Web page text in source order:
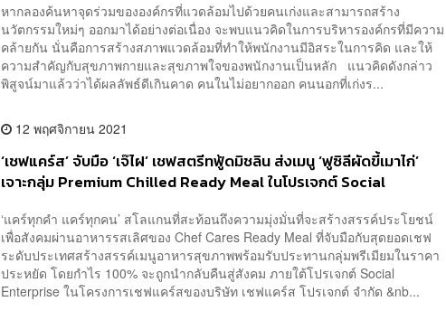
หากลองค้นหาจุดร่วมขององค์กรที่แวดล้อมไปด้วยคนเก่งและสามารถสร้าง
นวัตกรรมใหม่ๆ ออกมาได้อย่างต่อเนื่อง จะพบแนวคิดในการบริหารองค์กรที่มีความ
คล้ายกัน นั่นคือการสร้างสภาพแวดล้อมที่ทำให้พนักงานมีอิสระในการคิด และให้
ความสำคัญกับสุขภาพกายและสุขภาพใจของพนักงานเป็นหลัก แนวคิดดังกล่าว
พิสูจน์มาแล้วว่าได้ผลลัพธ์ดีเกินคาด คนในไม่อยากออก คนนอกที่เก่งร...
12 พฤศจิกายน 2021
‘เชฟแคร์ส’ จับมือ ‘เจ๊ไฝ’ เชฟสตรีทฟู้ดมิชลิน ส่งเมนู ‘ฟูซิลีผัดขี้เมาไก่’
เจาะกลุ่ม Premium Chilled Ready Meal ในโปรเจกต์ Social
‘แคร์ทุกคำ แคร์ทุกคน’ สโลแกนที่สะท้อนถึงความมุ่งมั่นที่จะสร้างสรรค์ประโยชน์
เพื่อสังคมผ่านอาหารรสเลิศของ Chef Cares Ready Meal ที่จับมือกับสุดยอดเชฟ
ระดับประเทศสร้างสรรค์เมนูอาหารสุขภาพพร้อมรับประทานกลุ่มพรีเมียมในราคา
ประหยัด โดยกำไร 100% จะถูกนำกลับคืนสู่สังคม ภายใต้โปรเจกต์ Social
Enterprise ในโครงการเชฟแคร์สของบริษัท เชฟแคร์ส โปรเจกต์ จำกัด &nb...